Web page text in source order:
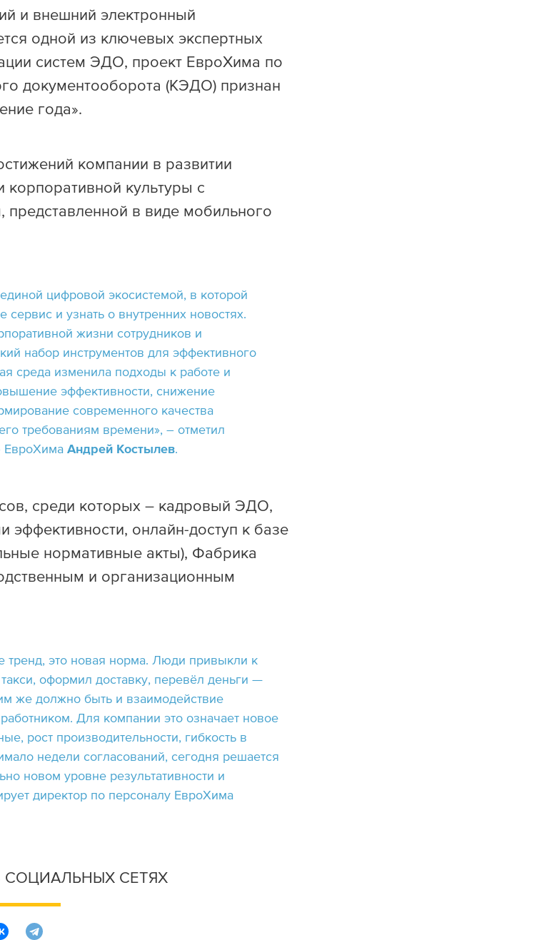
и внешний электронный
одной из ключевых экспертных
систем ЭДО, проект ЕвроХима по
документооборота (КЭДО) признан
года».
компании в развитии
культуры с
в виде мобильного
цифровой экосистемой, в которой
и узнать о внутренних новостях.
жизни сотрудников и
набор инструментов для эффективного
среда изменила подходы к работе и
эффективности, снижение
современного качества
требованиям времени», – отметил
ЕвроХимаАндрей Костылев.
среди которых – кадровый ЭДО,
онлайн-доступ к базе
нормативные акты), Фабрика
и организационным
тренд, это новая норма. Люди привыкли к
оформил доставку, перевёл деньги —
же должно быть и взаимодействие
Для компании это означает новое
рост производительности, гибкость в
недели согласований, сегодня решается
новом уровне результативности и
директор по персоналу ЕвроХима
СОЦИАЛЬНЫХ СЕТЯХ